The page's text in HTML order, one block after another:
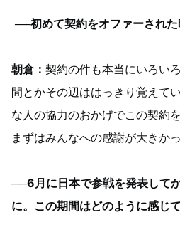
──初めて契約をオファーされた
朝倉： 契約の件も本当にいろい
間とかその辺ははっきり覚えて
な人の協力のおかげでこの契約
まずはみんなへの感謝が大きか
──6月に日本で参戦を発表して
に。この期間はどのように感じ